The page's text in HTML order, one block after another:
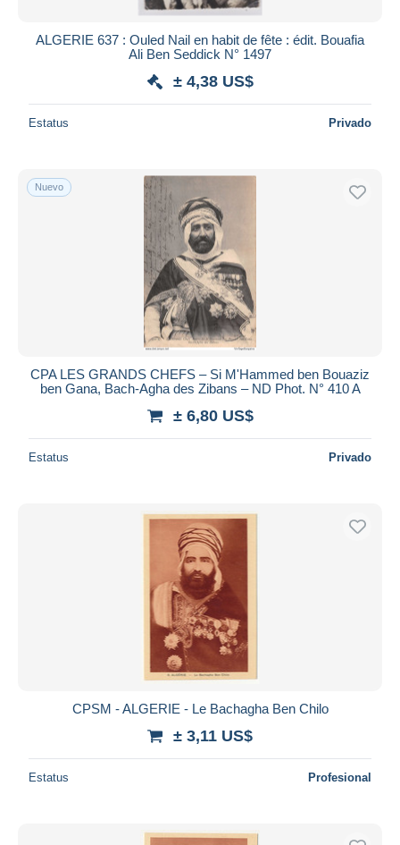
ALGERIE 637 : Ouled Nail en habit de fête : édit. Bouafia
Ali Ben Seddick N° 1497
± 4,38 US$
Estatus Privado
Nuevo
CPA LES GRANDS CHEFS – Si M'Hammed ben Bouaziz
ben Gana, Bach-Agha des Zibans – ND Phot. N° 410 A
± 6,80 US$
Estatus Privado
CPSM - ALGERIE - Le Bachagha Ben Chilo
± 3,11 US$
Estatus Profesional